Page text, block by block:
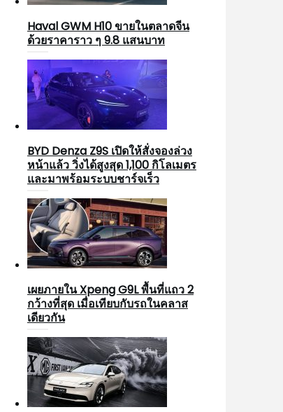
Haval GWM H10 ขายในตลาดจีน
ด้วยราคาราว ๆ 9.8 แสนบาท
BYD Denza Z9S เปิดให้สั่งจองล่วง
หน้าแล้ว วิ่งได้สูงสุด 1,100 กิโลเมตร
และมาพร้อมระบบชาร์จเร็ว
เผยภายใน Xpeng G9L พื้นที่แถว 2
กว้างที่สุด เมื่อเทียบกับรถในคลาส
เดียวกัน